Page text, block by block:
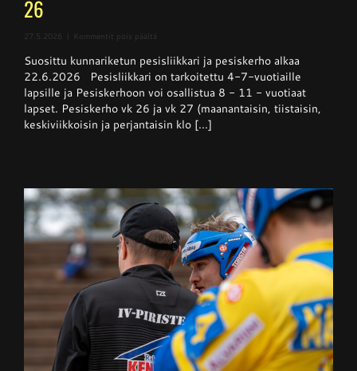
26
27.5.2026 Kommentit pois päältä
ja
pesiskerho
alkaa
viikolla
26
Suosittu kunnariketun pesisliikkari ja pesiskerho alkaa
22.6.2026 Pesisliikkari on tarkoitettu 4-7-vuotiaille
lapsille ja Pesiskerhoon voi osallistua 8 - 11 - vuotiaat
lapset. Pesiskerho vk 26 ja vk 27 (maanantaisin, tiistaisin,
keskiviikkoisin ja perjantaisin klo [...]